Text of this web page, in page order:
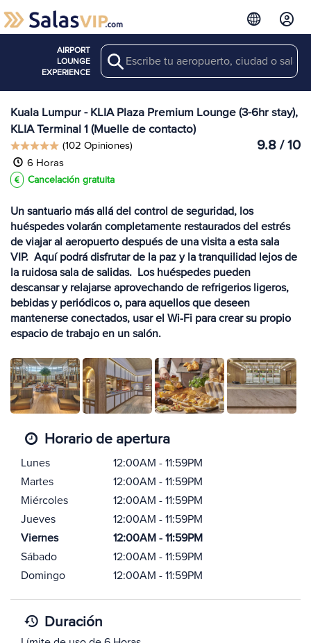
AIRPORT
LOUNGE
EXPERIENCE
Search Ver más
Salas en KUL
Kuala Lumpur - KLIA Plaza Premium Lounge (3-6hr stay),
KLIA Terminal 1 (Muelle de contacto)
9.8 / 10
(102 Opiniones)
6 Horas
Cancelación gratuita
Un santuario más allá del control de seguridad, los
huéspedes volarán completamente restaurados del estrés
de viajar al aeropuerto después de una visita a esta sala
VIP. Aquí podrá disfrutar de la paz y la tranquilidad lejos de
la ruidosa sala de salidas. Los huéspedes pueden
descansar y relajarse aprovechando de refrigerios ligeros,
bebidas y periódicos o, para aquellos que deseen
mantenerse conectados, usar el Wi-Fi para crear su propio
espacio de trabajo en un salón.
Horario de apertura
Lunes
12:00AM - 11:59PM
Martes
12:00AM - 11:59PM
Miércoles
12:00AM - 11:59PM
Jueves
12:00AM - 11:59PM
Viernes
12:00AM - 11:59PM
Sábado
12:00AM - 11:59PM
Domingo
12:00AM - 11:59PM
Duración